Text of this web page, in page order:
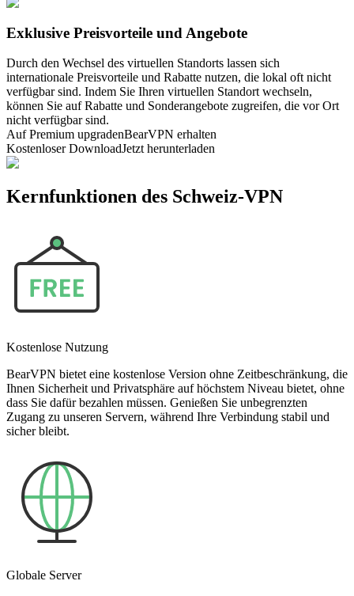
Exklusive Preisvorteile und Angebote
Durch den Wechsel des virtuellen Standorts lassen sich
internationale Preisvorteile und Rabatte nutzen, die lokal oft nicht
verfügbar sind. Indem Sie Ihren virtuellen Standort wechseln,
können Sie auf Rabatte und Sonderangebote zugreifen, die vor Ort
nicht verfügbar sind.
Auf Premium upgradenBearVPN erhalten
Kostenloser DownloadJetzt herunterladen
Kernfunktionen des Schweiz-VPN
Kostenlose Nutzung
BearVPN bietet eine kostenlose Version ohne Zeitbeschränkung, die
Ihnen Sicherheit und Privatsphäre auf höchstem Niveau bietet, ohne
dass Sie dafür bezahlen müssen. Genießen Sie unbegrenzten
Zugang zu unseren Servern, während Ihre Verbindung stabil und
sicher bleibt.
Globale Server